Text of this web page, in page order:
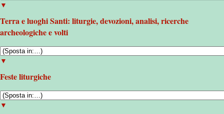
▼
Terra e luoghi Santi: liturgie, devozioni, analisi, ricerche
archeologiche e volti
▼
Feste liturgiche
▼